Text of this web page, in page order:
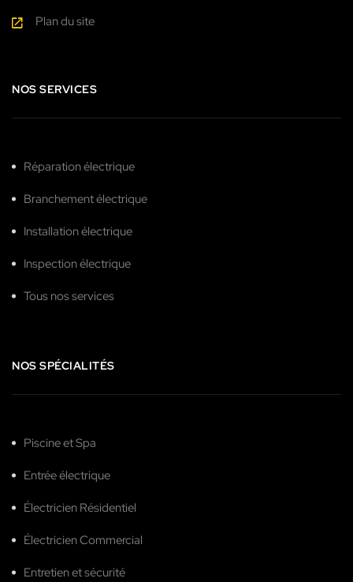
Plan du site
NOS SERVICES
Réparation électrique
Branchement électrique
Installation électrique
Inspection électrique
Tous nos services
NOS SPÉCIALITÉS
Piscine et Spa
Entrée électrique
Électricien Résidentiel
Électricien Commercial
Entretien et sécurité